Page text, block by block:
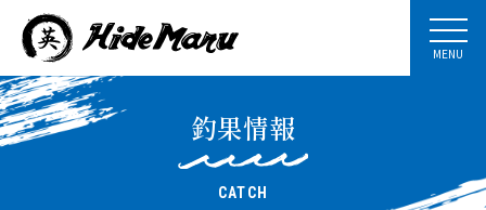
MENU
釣果情報
CATCH